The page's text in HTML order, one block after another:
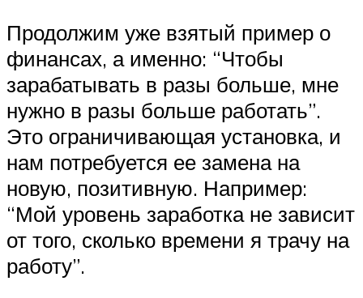
Продолжим уже взятый пример о
финансах, а именно: “Чтобы
зарабатывать в разы больше, мне
нужно в разы больше работать”.
Это ограничивающая установка, и
нам потребуется ее замена на
новую, позитивную. Например:
“Мой уровень заработка не зависит
от того, сколько времени я трачу на
работу”.